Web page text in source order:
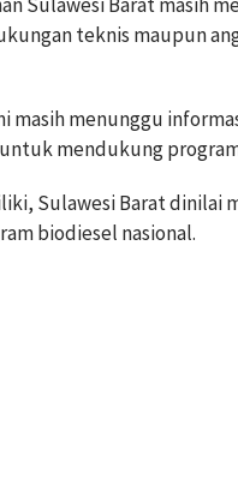
Sulawesi Barat masih
teknis maupun
masih menunggu
mendukung
Sulawesi Barat
biodiesel nasional.